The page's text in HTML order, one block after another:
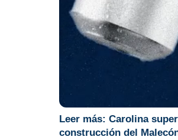
Leer más: Carolina
construcción del